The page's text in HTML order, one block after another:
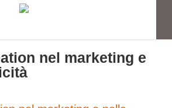
nel marketing e